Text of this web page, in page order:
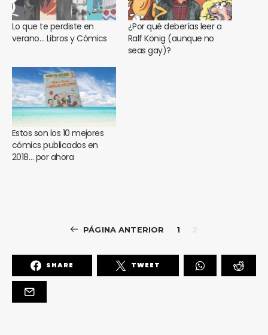
Lo que te perdiste en
verano… Libros y Cómics
¿Por qué deberías leer a
Ralf König (aunque no
seas gay)?
Estos son los 10 mejores
cómics publicados en
2018… por ahora
PÁGINA ANTERIOR 1 2
SHARE TWEET